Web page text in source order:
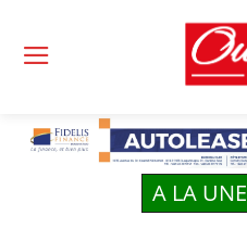
A LA UNE